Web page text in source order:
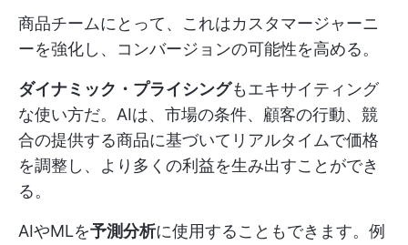
商品チームにとって、これはカスタマージャーニ
ーを強化し、コンバージョンの可能性を高める。
ダイナミック・プライシングもエキサイティング
な使い方だ。AIは、市場の条件、顧客の行動、競
合の提供する商品に基づいてリアルタイムで価格
を調整し、より多くの利益を生み出すことができ
る。
AIやMLを予測分析に使用することもできます。例